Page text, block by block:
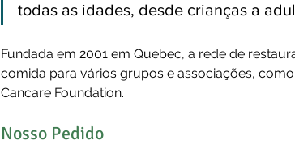
todas as idades, desde crianças a
Fundada em 2001 em Quebec, a rede de
comida para vários grupos e associações,
Cancare Foundation.
Nosso Pedido